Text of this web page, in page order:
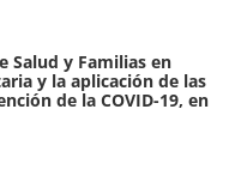
Salud y Familias en
y la aplicación de las
de la COVID-19, en